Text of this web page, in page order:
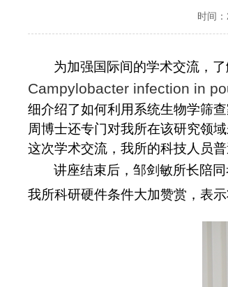
时间
为加强国际间的学术交流，
Campylobacter infection in
细介绍了如何利用系统生物学筛
周博士还专门对我所在该研究领
这次学术交流，我所的科技人员普
讲座结束后，邹剑敏所长陪
我所科研硬件条件大加赞赏，表